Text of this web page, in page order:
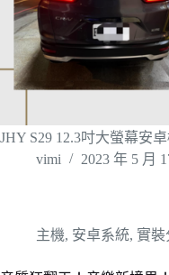
JHY S29 12.3吋大螢幕安
vimi
2023 年 5 月
主機, 安卓系統, 實裝